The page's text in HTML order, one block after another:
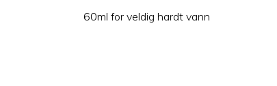
60ml for veldig hardt vann